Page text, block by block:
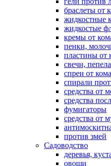
браслеты от
жидкостные
жидкостые
кремы от
пенки,
пластины от
свечи,
спреи от
спирали
средства от
средства
фумигаторы
средства от
против змей
Садоводство
деревья,
овощи